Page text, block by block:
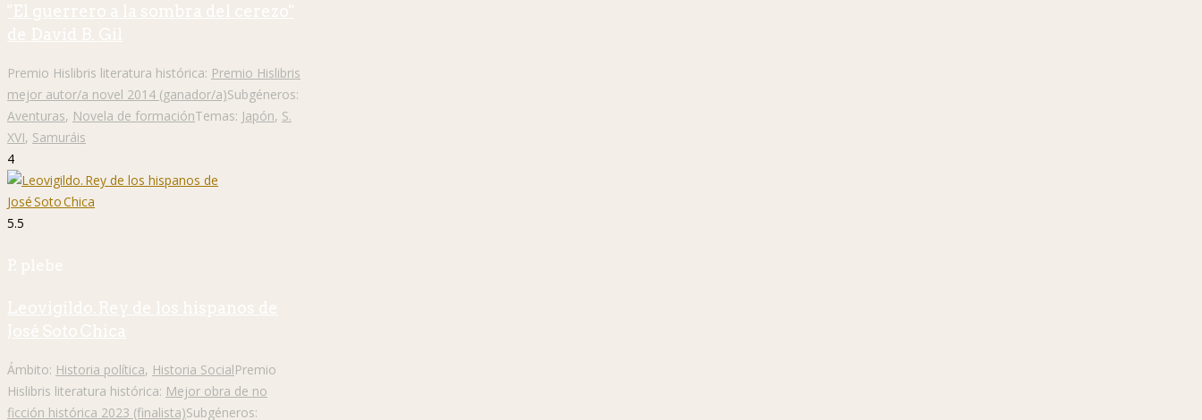
"El guerrero a la sombra del cerezo"
de David B. Gil
Premio Hislibris literatura histórica: Premio Hislibris
mejor autor/a novel 2014 (ganador/a)Subgéneros:
Aventuras, Novela de formaciónTemas: Japón, S.
XVI, Samuráis
4
5.5
P. plebe
Leovigildo. Rey de los hispanos de
José Soto Chica
Ámbito: Historia política, Historia SocialPremio
Hislibris literatura histórica: Mejor obra de no
ficción histórica 2023 (finalista)Subgéneros: